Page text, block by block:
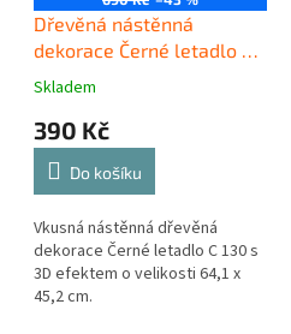
Dřevěná nástěnná
dekorace Černé letadlo C
130
Skladem
390 Kč
Do košíku
Vkusná nástěnná dřevěná
dekorace Černé letadlo C 130 s
3D efektem o velikosti 64,1 x
45,2 cm.